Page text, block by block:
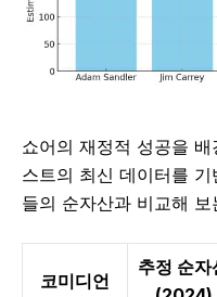
쇼어의 재정적 성공을
스트의 최신 데이터를
들의 순자산과 비교해
코미디언
추정 순자